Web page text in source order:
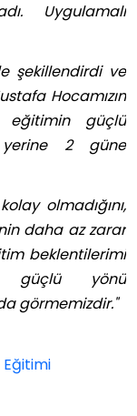
Uygulamalı
şekillendirdi ve
Hocamızın
eğitimin güçlü
2 güne
olmadığını,
daha az zarar
beklentilerimi
güçlü yönü
görmemizdir."